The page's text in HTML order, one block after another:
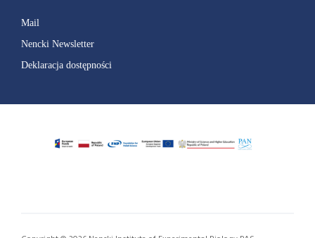
Mail
Nencki Newsletter
Deklaracja dostępności